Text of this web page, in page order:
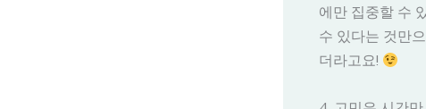
에만 집중할 수
수 있다는 것만
더라고요!